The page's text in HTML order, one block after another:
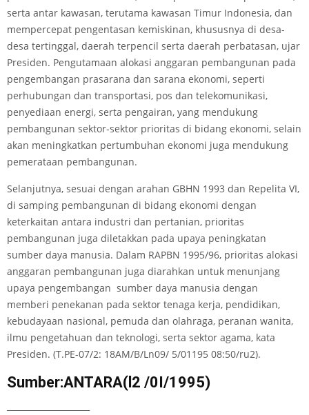
serta antar kawasan, terutama kawasan Timur Indonesia, dan
mempercepat pengentasan kemiskinan, khususnya di desa-
desa tertinggal, daerah terpencil serta daerah perbatasan, ujar
Presiden. Pengutamaan alokasi anggaran pembangunan pada
pengembangan prasarana dan sarana ekonomi, seperti
perhubungan dan transportasi, pos dan telekomunikasi,
penyediaan energi, serta pengairan, yang mendukung
pembangunan sektor-sektor prioritas di bidang ekonomi, selain
akan meningkatkan pertumbuhan ekonomi juga mendukung
pemerataan pembangunan.
Selanjutnya, sesuai dengan arahan GBHN 1993 dan Repelita VI,
di samping pembangunan di bidang ekonomi dengan
keterkaitan antara industri dan pertanian, prioritas
pembangunan juga diletakkan pada upaya peningkatan
sumber daya manusia. Dalam RAPBN 1995/96, prioritas alokasi
anggaran pembangunan juga diarahkan untuk menunjang
upaya pengembangan sumber daya manusia dengan
memberi penekanan pada sektor tenaga kerja, pendidikan,
kebudayaan nasional, pemuda dan olahraga, peranan wanita,
ilmu pengetahuan dan teknologi, serta sektor agama, kata
Presiden. (T.PE-07/2: 18AM/B/Ln09/ 5/01195 08:50/ru2).
Sumber:ANTARA(l2 /0I/1995)